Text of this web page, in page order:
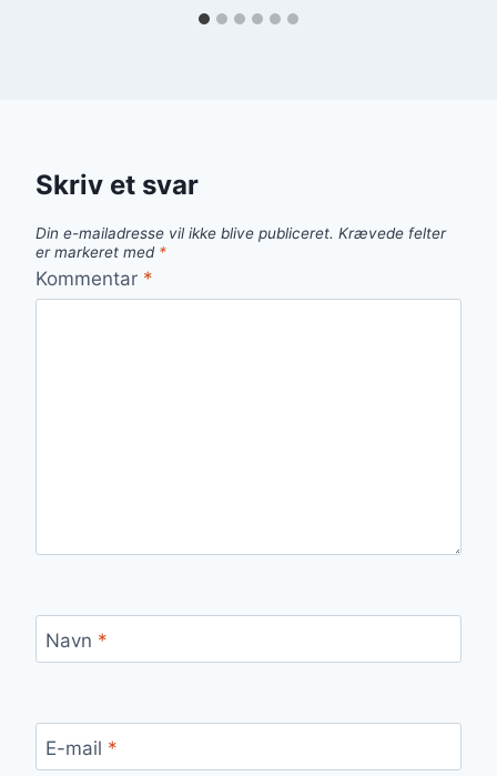
Skriv et svar
Din e-mailadresse vil ikke blive publiceret. Krævede felter
er markeret med *
Kommentar *
Navn *
E-mail *